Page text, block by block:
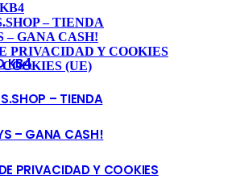
– TIENDA
– GANA CASH!
PRIVACIDAD Y COOKIES
(UE)
KB4
– TIENDA
– GANA CASH!
PRIVACIDAD Y COOKIES